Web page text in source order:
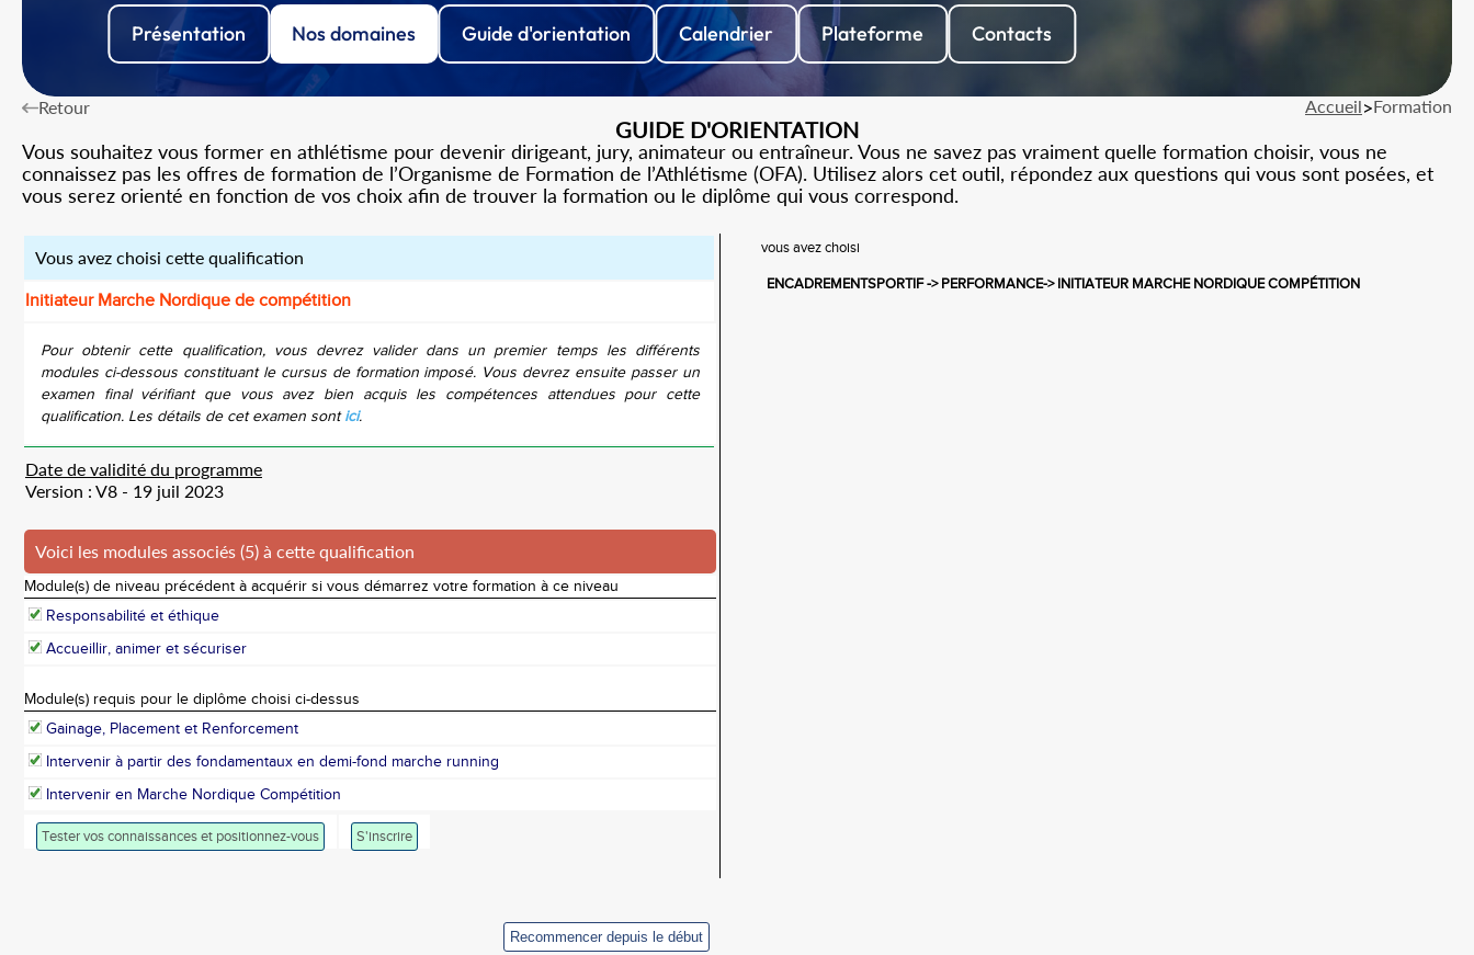
Présentation Nos domaines Guide d'orientation Calendrier Plateforme Contacts
Retour Accueil>Formation
GUIDE D'ORIENTATION
Vous souhaitez vous former en athlétisme pour devenir dirigeant, jury, animateur ou entraîneur. Vous ne savez pas vraiment quelle formation choisir, vous ne
connaissez pas les offres de formation de l’Organisme de Formation de l’Athlétisme (OFA). Utilisez alors cet outil, répondez aux questions qui vous sont posées, et
vous serez orienté en fonction de vos choix afin de trouver la formation ou le diplôme qui vous correspond.
Vous avez choisi cette qualification
Initiateur Marche Nordique de compétition
Pour obtenir cette qualification, vous devrez valider dans un premier temps les différents
modules ci-dessous constituant le cursus de formation imposé. Vous devrez ensuite passer un
examen final vérifiant que vous avez bien acquis les compétences attendues pour cette
qualification. Les détails de cet examen sontici.
Date de validité du programme
Version : V8 - 19 juil 2023
Voici les modules associés (5) à cette qualification
Module(s) de niveau précédent à acquérir si vous démarrez votre formation à ce niveau
Responsabilité et éthique
Accueillir, animer et sécuriser
Module(s) requis pour le diplôme choisi ci-dessus
Gainage, Placement et Renforcement
Intervenir à partir des fondamentaux en demi-fond marche running
Intervenir en Marche Nordique Compétition
Tester vos connaissances et positionnez-vous S'inscrire
vous avez choisi
ENCADREMENTSPORTIF -> PERFORMANCE-> INITIATEUR MARCHE NORDIQUE COMPÉTITION